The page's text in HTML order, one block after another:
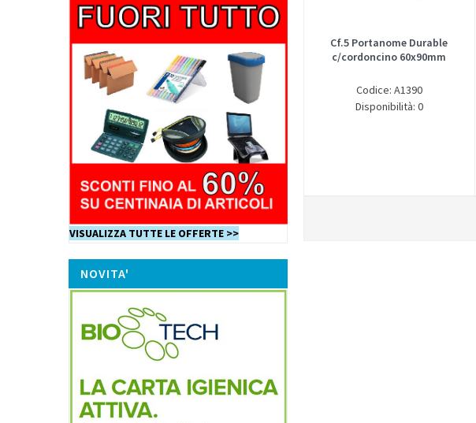
VISUALIZZA TUTTE LE OFFERTE >>
NOVITA'
Cf.5 Portanome Durable
c/cordoncino 60x90mm
Codice: A1390
Disponibilità: 0